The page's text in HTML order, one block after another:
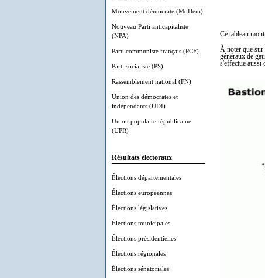
Mouvement démocrate (MoDem)
Nouveau Parti anticapitaliste
(NPA)
Parti communiste français (PCF)
Parti socialiste (PS)
Rassemblement national (FN)
Union des démocrates et
indépendants (UDI)
Union populaire républicaine
(UPR)
Résultats électoraux
Élections départementales
Élections européennes
Élections législatives
Élections municipales
Élections présidentielles
Élections régionales
Élections sénatoriales
Ce tableau
À noter que sur
généraux de
s'effectue aussi